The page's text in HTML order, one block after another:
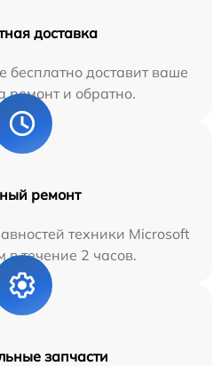
доставка
доставит ваше
ремонт и обратно.
ремонт
техники Microsoft
в течение 2 часов.
запчасти